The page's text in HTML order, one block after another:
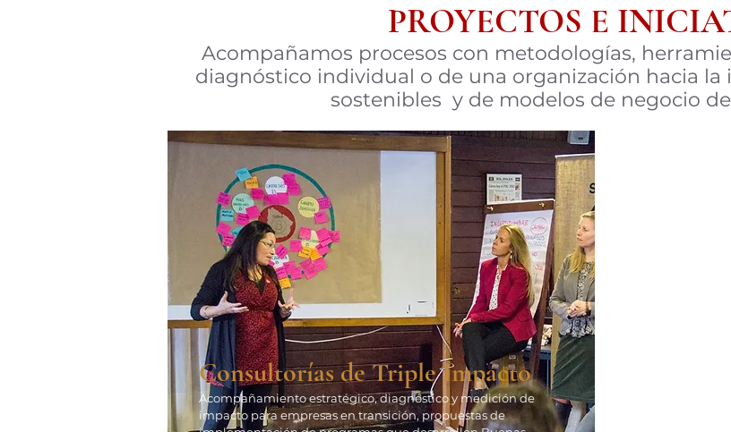
PROYECTOS E
Acompañamos procesos con metodologías,
diagnóstico individual o de una organización hacia
sostenibles y de modelos de negocio
Consultorías de Triple Impacto
Acompañamiento estratégico, diagnóstico y medición de
impacto para empresas en transición, propuestas de